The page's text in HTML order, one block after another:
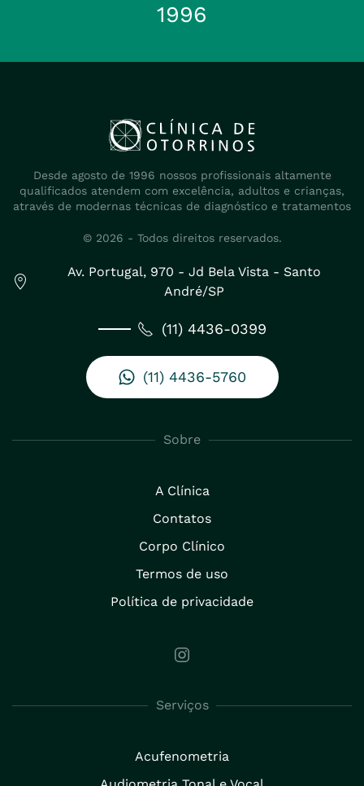
1996
Desde agosto de 1996 nossos profissionais altamente
qualificados atendem com excelência, adultos e crianças,
através de modernas técnicas de diagnóstico e tratamentos
© 2026 - Todos direitos reservados.
Av. Portugal, 970 - Jd Bela Vista - Santo
André/SP
(11) 4436-0399
(11) 4436-5760
Sobre
A Clínica
Contatos
Corpo Clínico
Termos de uso
Política de privacidade
Serviços
Acufenometria